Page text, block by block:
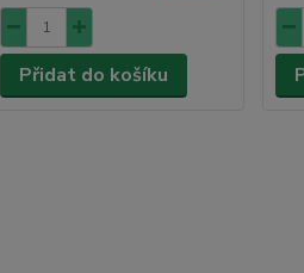
Přidat do košíku